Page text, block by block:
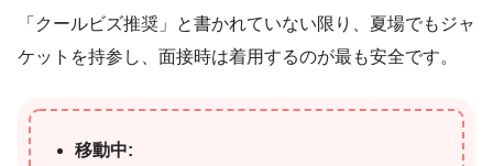
「クールビズ推奨」と書かれていない限り、夏場でもジャ
ケットを持参し、面接時は着用するのが最も安全です。
移動中: